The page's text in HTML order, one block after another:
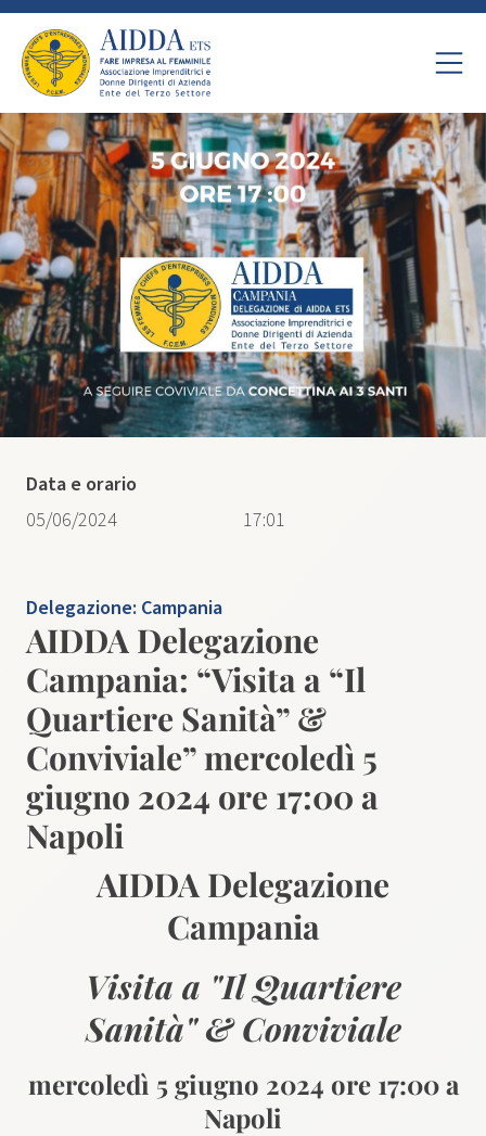
Delegazione: Campania
AIDDA Delegazione
Campania: “Visita a “Il
Quartiere Sanità” &
Conviviale” mercoledì 5
giugno 2024 ore 17:00 a
Napoli
AIDDA Delegazione
Campania
Visita a "Il Quartiere
Sanità" & Conviviale
mercoledì 5 giugno 2024 ore 17:00 a
Napoli
Data e orario
05/06/2024
17:01